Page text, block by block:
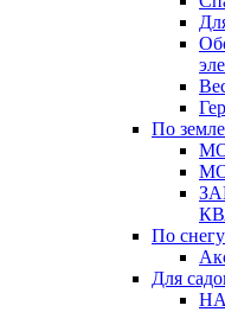
По
По снегу
Для